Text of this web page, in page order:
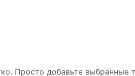
Просто добавьте выбранные